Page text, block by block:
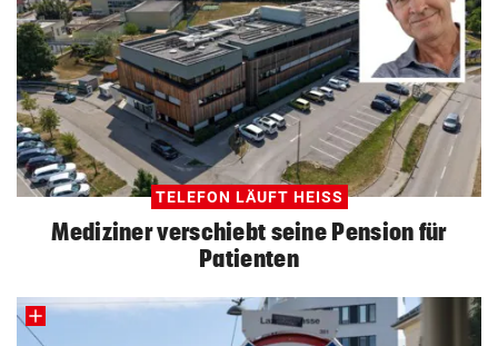
TELEFON LÄUFT HEISS
Mediziner verschiebt seine Pension für
Patienten